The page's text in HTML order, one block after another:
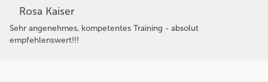
Rosa Kaiser
Sehr angenehmes, kompetentes Training - absolut
empfehlenswert!!!